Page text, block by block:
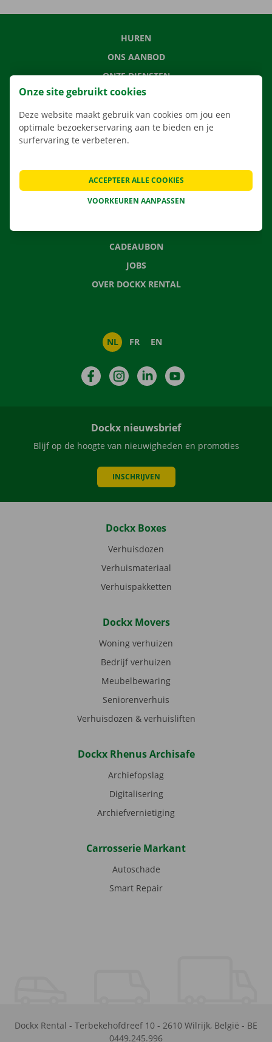
HUREN
ONS AANBOD
ONZE DIENSTEN
LOCATIES
APP
VERHUISOPLOSSINGEN
CONTACTEER ONS
CADEAUBON
JOBS
OVER DOCKX RENTAL
NL FR EN
FacebookInstagramLinkedIn
Dockx nieuwsbrief
Blijf op de hoogte van nieuwigheden en promoties
INSCHRIJVEN
Dockx Boxes
Verhuisdozen
Verhuismateriaal
Verhuispakketten
Dockx Movers
Woning verhuizen
Bedrijf verhuizen
Meubelbewaring
Seniorenverhuis
Verhuisdozen & verhuisliften
Dockx Rhenus Archisafe
Archiefopslag
Digitalisering
Archiefvernietiging
Carrosserie Markant
Autoschade
Smart Repair
Dockx Rental - Terbekehofdreef 10 - 2610 Wilrijk, België - BE
0449.245.996
Onze site gebruikt cookies
Deze website maakt gebruik van cookies om jou een
optimale bezoekerservaring aan te bieden en je
surfervaring te verbeteren.
VOORKEUREN AANPASSEN
ACCEPTEER ALLE COOKIES